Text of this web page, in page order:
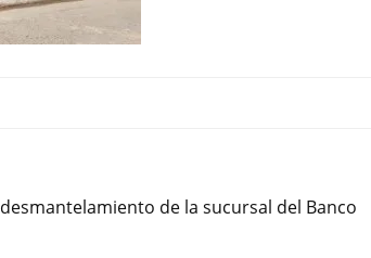
de la sucursal del Banco